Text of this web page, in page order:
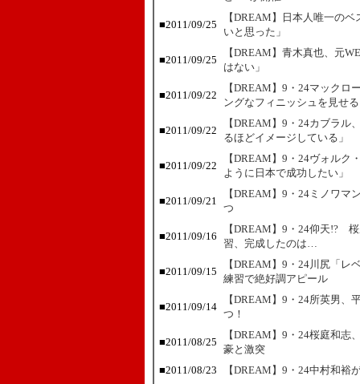
■2011/09/25
【DREAM】日本人唯一の
いと思った」
■2011/09/25
【DREAM】青木真也、元
はない」
■2011/09/22
【DREAM】9・24マックロ
ングなフィニッシュを見せ
■2011/09/22
【DREAM】9・24カブラル
るほどイメージしている」
■2011/09/22
【DREAM】9・24ヴォルク
ように日本で成功したい」
■2011/09/21
【DREAM】9・24ミノワマ
つ
■2011/09/16
【DREAM】9・24仰天!?
習、完成したのは…
■2011/09/15
【DREAM】9・24川尻「レ
練習で絶好調アピール
■2011/09/14
【DREAM】9・24所英男、
つ！
■2011/08/25
【DREAM】9・24桜庭和志
豪と激突
■2011/08/23 【DREAM】9・24中村和裕